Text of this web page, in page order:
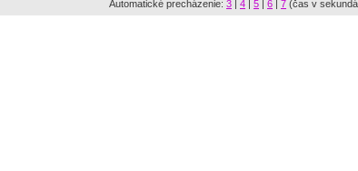
Automatické precházenie: 3 4 5 6 7 (čas v